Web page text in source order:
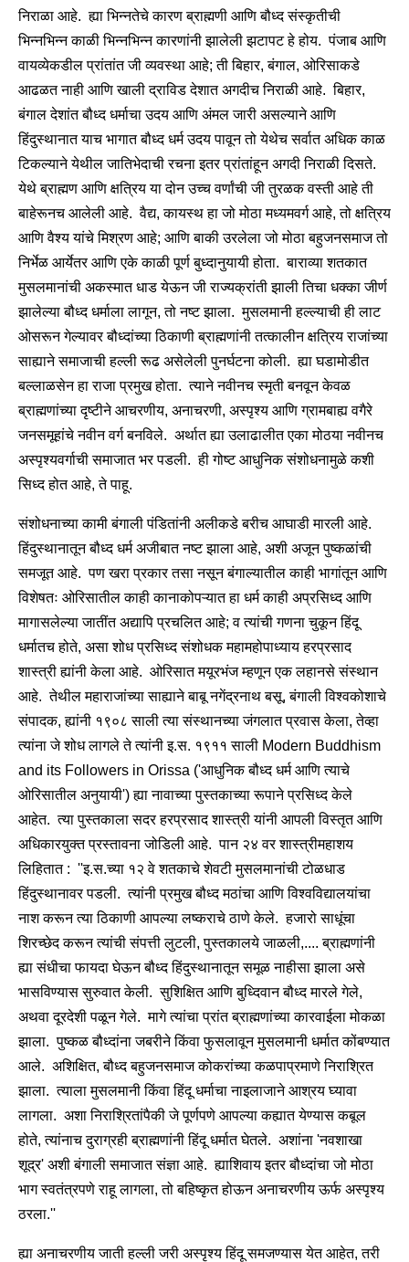
निराळा आहे. ह्या भिन्नतेचे कारण ब्राह्मणी आणि बौध्द संस्कृतीची
भिन्नभिन्न काळी भिन्नभिन्न कारणांनी झालेली झटापट हे होय. पंजाब आणि
वायव्येकडील प्रांतांत जी व्यवस्था आहे; ती बिहार, बंगाल, ओरिसाकडे
आढळत नाही आणि खाली द्राविड देशात अगदीच निराळी आहे. बिहार,
बंगाल देशांत बौध्द धर्माचा उदय आणि अंमल जारी असल्याने आणि
हिंदुस्थानात याच भागात बौध्द धर्म उदय पावून तो येथेच सर्वात अधिक काळ
टिकल्याने येथील जातिभेदाची रचना इतर प्रांतांहून अगदी निराळी दिसते.
येथे ब्राह्मण आणि क्षत्रिय या दोन उच्च वर्णांची जी तुरळक वस्ती आहे ती
बाहेरूनच आलेली आहे. वैद्य, कायस्थ हा जो मोठा मध्यमवर्ग आहे, तो क्षत्रिय
आणि वैश्य यांचे मिश्रण आहे; आणि बाकी उरलेला जो मोठा बहुजनसमाज तो
निर्भेळ आर्येतर आणि एके काळी पूर्ण बुध्दानुयायी होता. बाराव्या शतकात
मुसलमानांची अकस्मात धाड येऊन जी राज्यक्रांती झाली तिचा धक्का जीर्ण
झालेल्या बौध्द धर्माला लागून, तो नष्ट झाला. मुसलमानी हल्ल्याची ही लाट
ओसरून गेल्यावर बौध्दांच्या ठिकाणी ब्राह्मणांनी तत्कालीन क्षत्रिय राजांच्या
साह्याने समाजाची हल्ली रूढ असेलेली पुनर्घटना कोली. ह्या घडामोडीत
बल्लाळसेन हा राजा प्रमुख होता. त्याने नवीनच स्मृती बनवून केवळ
ब्राह्मणांच्या दृष्टीने आचरणीय, अनाचरणी, अस्पृश्य आणि ग्रामबाह्य वगैरे
जनसमूहांचे नवीन वर्ग बनविले. अर्थात ह्या उलाढालीत एका मोठया नवीनच
अस्पृश्यवर्गाची समाजात भर पडली. ही गोष्ट आधुनिक संशोधनामुळे कशी
सिध्द होत आहे, ते पाहू.
संशोधनाच्या कामी बंगाली पंडितांनी अलीकडे बरीच आघाडी मारली आहे.
हिंदुस्थानातून बौध्द धर्म अजीबात नष्ट झाला आहे, अशी अजून पुष्कळांची
समजूत आहे. पण खरा प्रकार तसा नसून बंगाल्यातील काही भागांतून आणि
विशेषतः ओरिसातील काही कानाकोपऱ्यात हा धर्म काही अप्रसिध्द आणि
मागासलेल्या जातींत अद्यापि प्रचलित आहे; व त्यांची गणना चुकून हिंदू
धर्मातच होते, असा शोध प्रसिध्द संशोधक महामहोपाध्याय हरप्रसाद
शास्त्री ह्यांनी केला आहे. ओरिसात मयूरभंज म्हणून एक लहानसे संस्थान
आहे. तेथील महाराजांच्या साह्याने बाबू नगेंद्रनाथ बसू, बंगाली विश्वकोशाचे
संपादक, ह्यांनी १९०८ साली त्या संस्थानच्या जंगलात प्रवास केला, तेव्हा
त्यांना जे शोध लागले ते त्यांनी इ.स. १९११ साली Modern Buddhism
and its Followers in Orissa ('आधुनिक बौध्द धर्म आणि त्याचे
ओरिसातील अनुयायी') ह्या नावाच्या पुस्तकाच्या रूपाने प्रसिध्द केले
आहेत. त्या पुस्तकाला सदर हरप्रसाद शास्त्री यांनी आपली विस्तृत आणि
अधिकारयुक्त प्रस्तावना जोडिली आहे. पान २४ वर शास्त्रीमहाशय
लिहितात : ''इ.स.च्या १२ वे शतकाचे शेवटी मुसलमानांची टोळधाड
हिंदुस्थानावर पडली. त्यांनी प्रमुख बौध्द मठांचा आणि विश्वविद्यालयांचा
नाश करून त्या ठिकाणी आपल्या लष्कराचे ठाणे केले. हजारो साधूंचा
शिरच्छेद करून त्यांची संपत्ती लुटली, पुस्तकालये जाळली,.... ब्राह्मणांनी
ह्या संधीचा फायदा घेऊन बौध्द हिंदुस्थानातून समूळ नाहीसा झाला असे
भासविण्यास सुरुवात केली. सुशिक्षित आणि बुध्दिवान बौध्द मारले गेले,
अथवा दूरदेशी पळून गेले. मागे त्यांचा प्रांत ब्राह्मणांच्या कारवाईला मोकळा
झाला. पुष्कळ बौध्दांना जबरीने किंवा फुसलावून मुसलमानी धर्मात कोंबण्यात
आले. अशिक्षित, बौध्द बहुजनसमाज कोकरांच्या कळपाप्रमाणे निराश्रित
झाला. त्याला मुसलमानी किंवा हिंदू धर्माचा नाइलाजाने आश्रय घ्यावा
लागला. अशा निराश्रितांपैकी जे पूर्णपणे आपल्या कह्यात येण्यास कबूल
होते, त्यांनाच दुराग्रही ब्राह्मणांनी हिंदू धर्मात घेतले. अशांना 'नवशाखा
शूद्र' अशी बंगाली समाजात संज्ञा आहे. ह्याशिवाय इतर बौध्दांचा जो मोठा
भाग स्वतंत्रपणे राहू लागला, तो बहिष्कृत होऊन अनाचरणीय ऊर्फ अस्पृश्य
ठरला.''
ह्या अनाचरणीय जाती हल्ली जरी अस्पृश्य हिंदू समजण्यास येत आहेत, तरी